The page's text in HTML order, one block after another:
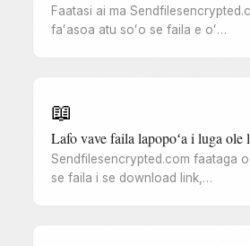
Faatasi ai ma
faʻasoa atu soʻo se faila e oʻ…
📖
Lafo vave faila lapopoʻa i luga ole
Sendfilesencrypted.com faataga
se faila i se download link,…